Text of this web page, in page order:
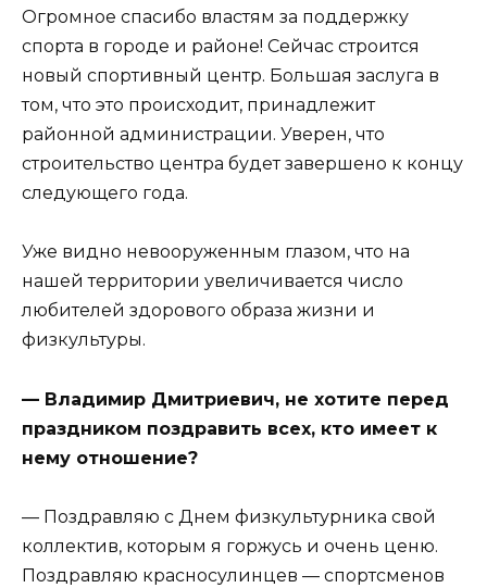
Огромное спасибо властям за поддержку
спорта в городе и районе! Сейчас строится
новый спортивный центр. Большая заслуга в
том, что это происходит, принадлежит
районной администрации. Уверен, что
строительство центра будет завершено к концу
следующего года.
Уже видно невооруженным глазом, что на
нашей территории увеличивается число
любителей здорового образа жизни и
физкультуры.
— Владимир Дмитриевич, не хотите перед
праздником поздравить всех, кто имеет к
нему отношение?
— Поздравляю с Днем физкультурника свой
коллектив, которым я горжусь и очень ценю.
Поздравляю красносулинцев — спортсменов